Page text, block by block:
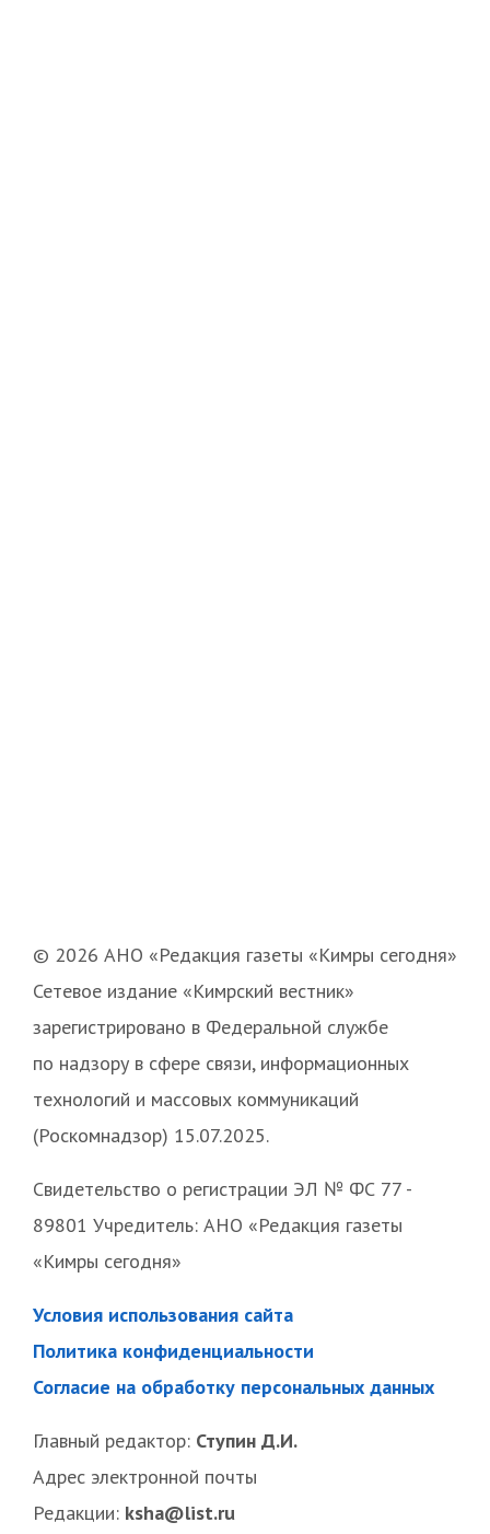
© 2026 АНО «Редакция газеты «Кимры сегодня»
Сетевое издание «Кимрский вестник»
зарегистрировано в Федеральной службе
по надзору в сфере связи, информационных
технологий и массовых коммуникаций
(Роскомнадзор) 15.07.2025.
Свидетельство о регистрации ЭЛ № ФС 77 -
89801 Учредитель: АНО «Редакция газеты
«Кимры сегодня»
Условия использования сайта
Политика конфиденциальности
Согласие на обработку персональных данных
Главный редактор: Ступин Д.И.
Адрес электронной почты
Редакции: ksha@list.ru